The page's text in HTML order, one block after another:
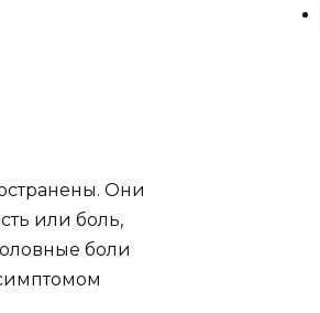
Они
или боль,
боли